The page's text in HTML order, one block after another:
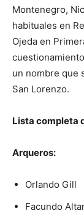
Montenegro,
habituales en
Ojeda en
un nombre que
San Lorenzo.
Lista completa
Arqueros:
Orlando Gill
Facundo